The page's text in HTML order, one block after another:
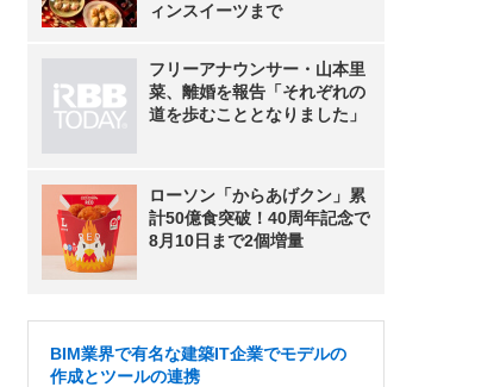
ィンスイーツまで
フリーアナウンサー・山本里
菜、離婚を報告「それぞれの
道を歩むこととなりました」
ローソン「からあげクン」累
計50億食突破！40周年記念で
8月10日まで2個増量
BIM業界で有名な建築IT企業でモデルの
作成とツールの連携